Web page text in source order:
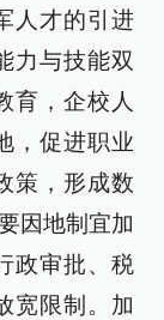
人才的引进
力与技能双
育，企校人
，促进职业
策，形成数
因地制宜加
政审批、税
宽限制。加